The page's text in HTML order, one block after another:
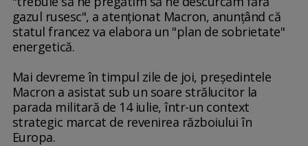
gazul rusesc", a atenţionat Macron, anunţând că
statul francez va elabora un "plan de sobrietate"
energetică.
Mai devreme în timpul zile de joi, preşedintele
Macron a asistat sub un soare strălucitor la
parada militară de 14 iulie, într-un context
strategic marcat de revenirea războiului în
Europa.